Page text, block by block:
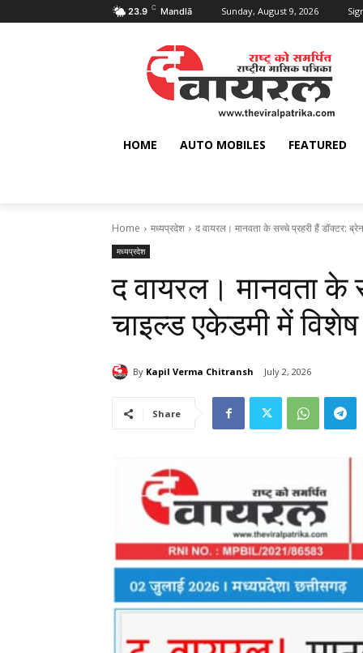
23.9 C Mandlā Sunday, August 9, 2026
HOME AUTO MOBILES FEATURED
Home मध्यप्रदेश द वायरल। मानवता के सच्चे प्रहरी हैं डॉक्टर:
मध्यप्रदेश
द वायरल। मानवता के
चाइल्ड एकेडमी में
By Kapil Verma Chitransh July 2, 2026
Share